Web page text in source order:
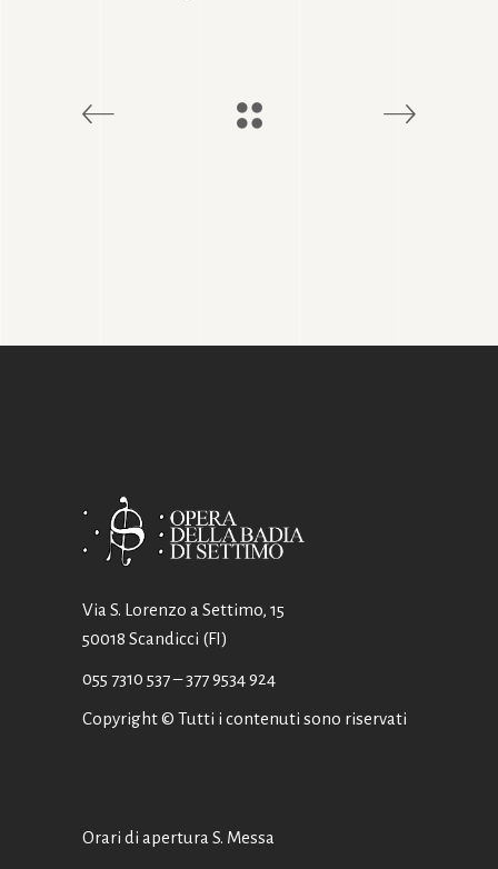
Via S. Lorenzo a Settimo, 15
50018 Scandicci (FI)
055 7310 537– 377 9534 924
Copyright © Tutti i contenuti sono riservati
Orari di apertura S. Messa